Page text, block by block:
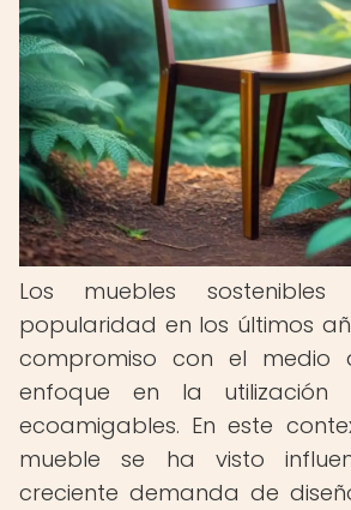
Los muebles
popularidad en los últimos
compromiso con el medio
enfoque en la utilización
ecoamigables. En este
mueble se ha visto
creciente demanda de